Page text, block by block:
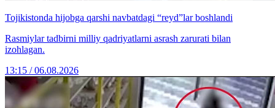
Tojikistonda hijobga qarshi navbatdagi “reyd”lar boshlandi
Rasmiylar tadbirni milliy qadriyatlarni asrash zarurati bilan
izohlagan.
13:15 / 06.08.2026